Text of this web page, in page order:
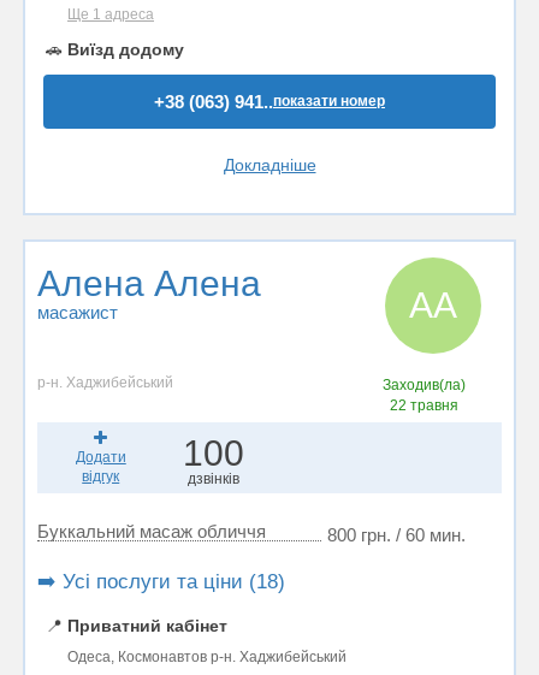
Ще 1 адреса
🚗 Виїзд додому
+38 (063) 941..показати номер
Докладніше
Алена Алена
масажист АА
р-н. Хаджибейський
Заходив(ла)
22 травня
Додати
відгук
100
дзвінків
Буккальний масаж обличчя 800 грн. / 60 мин.
➡️ Усі послуги та ціни (18)
📍 Приватний кабінет
Одеса, Космонавтов р-н. Хаджибейський